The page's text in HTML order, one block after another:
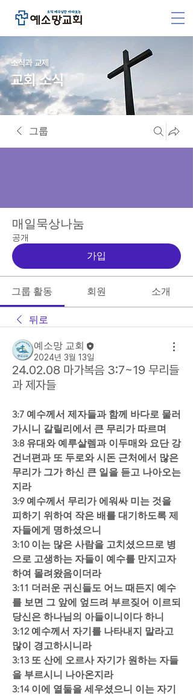
소식과 교제
교회 소식
그룹
매일묵상나눔
공개
가입
그룹 활동 회원 소개
뒤로
예소망 교회
2024년 3월 13일
24.02.08 마가복음 3:7~19 무리들
과 제자들
3:7 예수께서 제자들과 함께 바다로 물러
가시니 갈릴리에서 큰 무리가 따르며
3:8 유대와 예루살렘과 이두매와 요단 강
건너편과 또 두로와 시돈 근처에서 많은
무리가 그가 하신 큰 일을 듣고 나아오는
지라
3:9 예수께서 무리가 에워싸 미는 것을
피하기 위하여 작은 배를 대기하도록 제
자들에게 명하셨으니
3:10 이는 많은 사람을 고치셨으므로 병
으로 고생하는 자들이 예수를 만지고자
하여 몰려왔음이더라
3:11 더러운 귀신들도 어느 때든지 예수
를 보면 그 앞에 엎드려 부르짖어 이르되
당신은 하나님의 아들이니이다 하니
3:12 예수께서 자기를 나타내지 말라고
많이 경고하시니라
3:13 또 산에 오르사 자기가 원하는 자들
을 부르시니 나아온지라
3:14 이에 열둘을 세우셨으니 이는 자기